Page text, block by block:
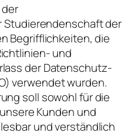
der
Begrifflichkeiten, die
und
der Datenschutz-
verwendet wurden.
soll sowohl für die
Kunden und
und verständlich